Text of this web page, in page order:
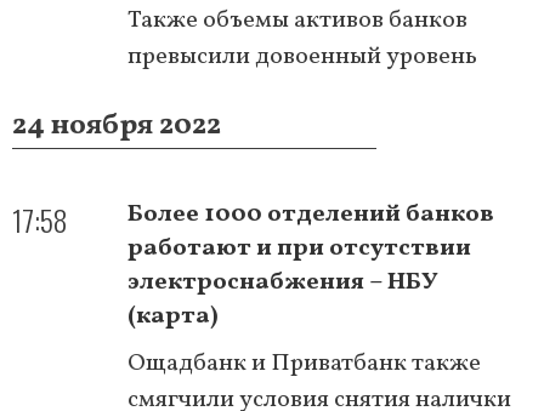
Также объемы активов банков
превысили довоенный уровень
24 ноября 2022
17:58
Более 1000 отделений банков
работают и при отсутствии
электроснабжения – НБУ
(карта)
Ощадбанк и Приватбанк также
смягчили условия снятия налички